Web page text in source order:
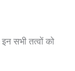
इन सभी तत्वों को